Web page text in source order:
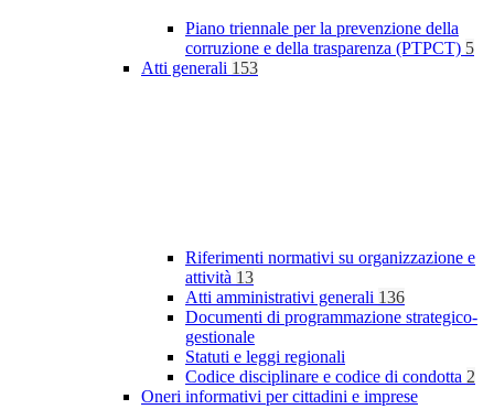
Piano triennale per la prevenzione della
corruzione e della trasparenza (PTPCT) 5
Atti generali 153
Riferimenti normativi su organizzazione e
attività 13
Atti amministrativi generali 136
Documenti di programmazione strategico-
gestionale
Statuti e leggi regionali
Codice disciplinare e codice di condotta 2
Oneri informativi per cittadini e imprese